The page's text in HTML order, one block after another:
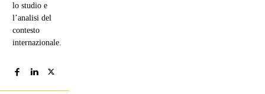
lo studio e
l’analisi del
contesto
internazionale.